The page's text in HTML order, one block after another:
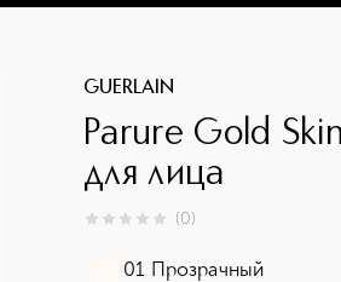
GUERLAIN
Parure Gold
для лица
0из 0 (0)
01 Прозрачный